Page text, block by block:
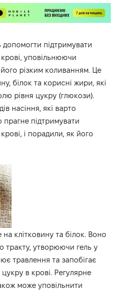
підтримувати
уповільнюючи
різким коливанням. Це
білок та корисні жири, які
рівня цукру (глюкози).
насіння, які варто
прагне підтримувати
і порадили, як його
на клітковину та білок. Воно
тракту, утворюючи гель у
травлення та запобігає
в крові. Регулярне
може уповільнити